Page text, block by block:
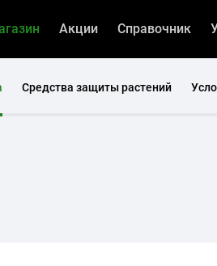
Акции Справочник
Средства защиты растений